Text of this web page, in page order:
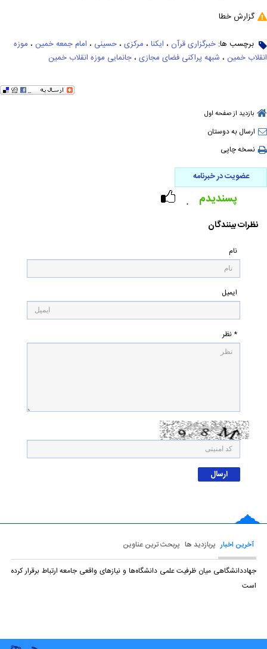
گزارش خطا
برچسب ها: خبرگزاری قرآن ، ایکنا ، مرکزی ، حسینی ، امام جمعه خمین ، موزه
انقلاب خمین ، شبهه پراکنی فضای مجازی ، جانمایی موزه انقلاب خمین
بازدید از صفحه اول
ارسال به دوستان
نسخه چاپی
عضویت در خبرنامه
۰ پسندیدم
نظرات بینندگان
نام
ایمیل
* نظر
آخرین اخبار پربازدید ها پربحث ترین عناوین
جهاددانشگاهی میان ظرفیت علمی دانشگاه‌ها و نیازهای واقعی جامعه ارتباط برقرار کرده
است